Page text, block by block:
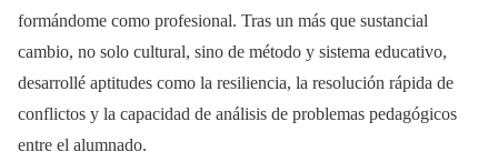
formándome como profesional. Tras un más que sustancial
cambio, no solo cultural, sino de método y sistema educativo,
desarrollé aptitudes como la resiliencia, la resolución rápida de
conflictos y la capacidad de análisis de problemas pedagógicos
entre el alumnado.